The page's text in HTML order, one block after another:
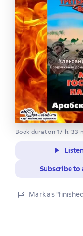
Book duration 17 h. 33
Subscribe to
Mark as